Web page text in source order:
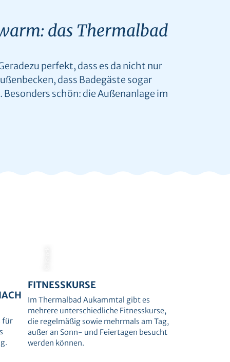
das Thermalbad
perfekt, dass es da nicht nur
dass Badegäste sogar
schön: die Außenanlage im
für
FITNESSKURSE
Im Thermalbad Aukammtal gibt es
mehrere unterschiedliche Fitnesskurse,
die regelmäßig sowie mehrmals am Tag,
außer an Sonn- und Feiertagen besucht
werden können.